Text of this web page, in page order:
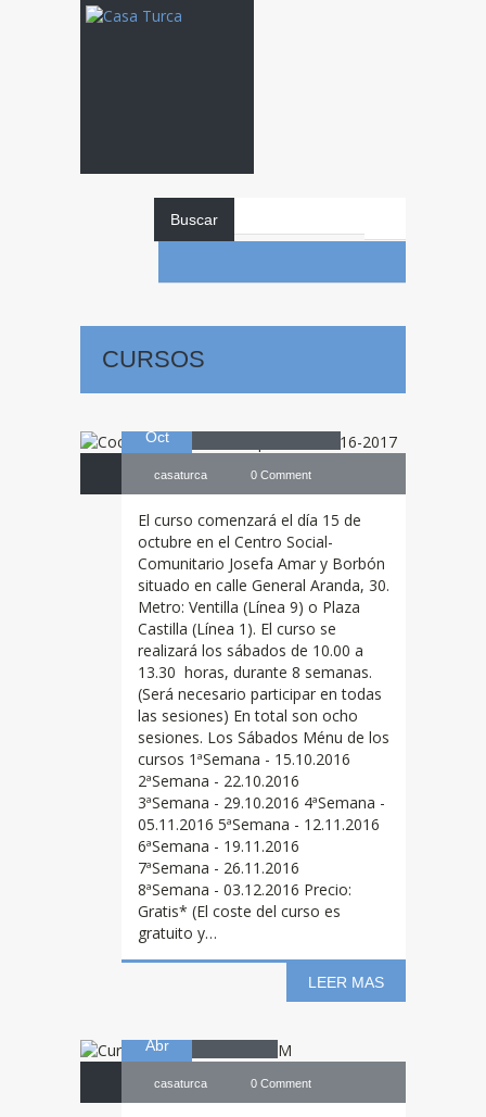
Buscar
CURSOS
Oct
casaturca 0 Comment
El curso comenzará el día 15 de
octubre en el Centro Social-
Comunitario Josefa Amar y Borbón
situado en calle General Aranda, 30.
Metro: Ventilla (Línea 9) o Plaza
Castilla (Línea 1). El curso se
realizará los sábados de 10.00 a
13.30 horas, durante 8 semanas.
(Será necesario participar en todas
las sesiones) En total son ocho
sesiones. Los Sábados Ménu de los
cursos 1ªSemana - 15.10.2016
2ªSemana - 22.10.2016
3ªSemana - 29.10.2016 4ªSemana -
05.11.2016 5ªSemana - 12.11.2016
6ªSemana - 19.11.2016
7ªSemana - 26.11.2016
8ªSemana - 03.12.2016 Precio:
Gratis* (El coste del curso es
gratuito y…
LEER MAS
Abr
Cursode
Verano en la
casaturca 0 Comment